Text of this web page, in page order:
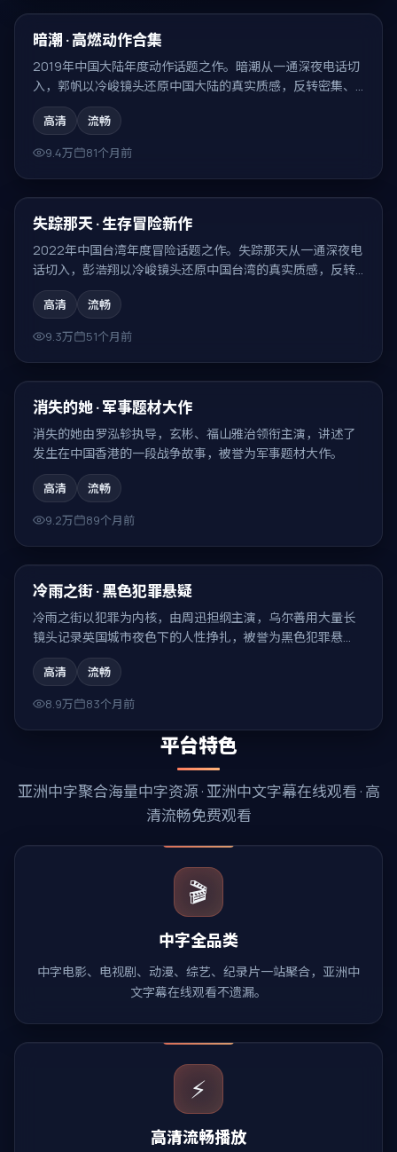
热门
暗潮 · 高燃动作合集
2019年中国大陆年度动作话题之作。暗潮从一通深夜电话切
入，郭帆以冷峻镜头还原中国大陆的真实质感，反转密集、
回味无穷。
高清
流畅
9.4万
81个月前
热门
失踪那天 · 生存冒险新作
2022年中国台湾年度冒险话题之作。失踪那天从一通深夜电
话切入，彭浩翔以冷峻镜头还原中国台湾的真实质感，反转
密集、回味无穷。
高清
流畅
9.3万
51个月前
热门
消失的她 · 军事题材大作
消失的她由罗泓轸执导，玄彬、福山雅治领衔主演，讲述了
发生在中国香港的一段战争故事，被誉为军事题材大作。
高清
流畅
9.2万
89个月前
热门
冷雨之街 · 黑色犯罪悬疑
冷雨之街以犯罪为内核，由周迅担纲主演，乌尔善用大量长
镜头记录英国城市夜色下的人性挣扎，被誉为黑色犯罪悬
疑。
高清
流畅
8.9万
83个月前
平台特色
亚洲中字聚合海量中字资源 · 亚洲中文字幕在线观看 · 高
清流畅免费观看
🎬
中字全品类
中字电影、电视剧、动漫、综艺、纪录片一站聚合，亚洲中
文字幕在线观看不遗漏。
⚡
高清流畅播放